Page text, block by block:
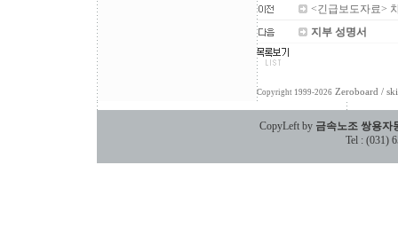
<긴급보도자료>
지부 성명서
Copyright 1999-2026 Zeroboard /
CopyLeft by 금속노조 쌍용자
Tel : (031)